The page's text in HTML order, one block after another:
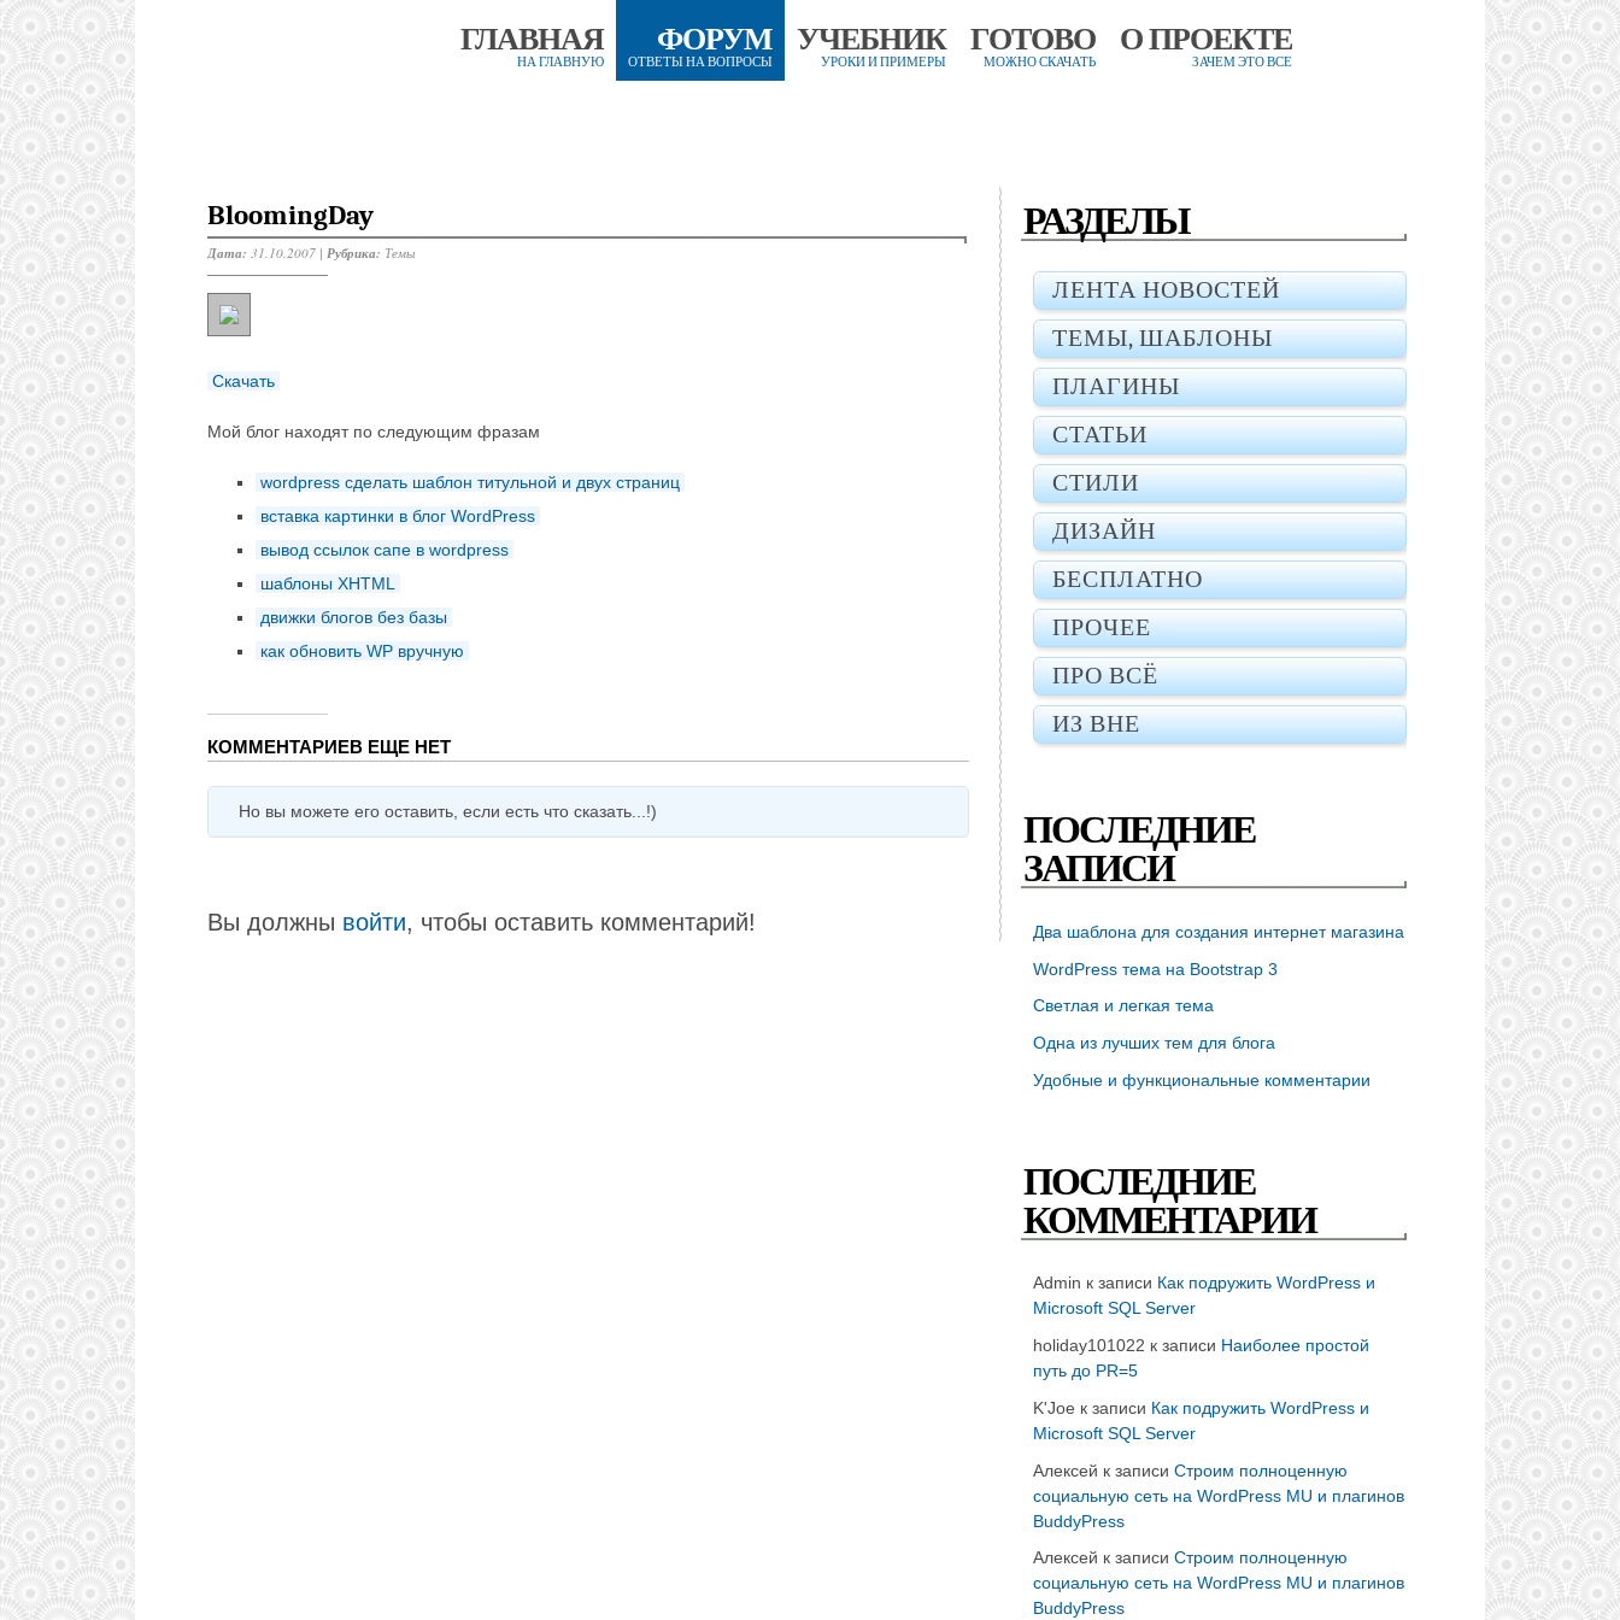
ГЛАВНАЯ
НА ГЛАВНУЮ
ФОРУМ
ОТВЕТЫ НА ВОПРОСЫ
УЧЕБНИК
УРОКИ И ПРИМЕРЫ
ГОТОВО
МОЖНО СКАЧАТЬ
О ПРОЕКТЕ
ЗАЧЕМ ЭТО ВСЕ
BloomingDay
Дата: 31.10.2007 | Рубрика: Темы
Скачать
Мой блог находят по следующим фразам
wordpress сделать шаблон титульной и двух страниц
вставка картинки в блог WordPress
вывод ссылок сапе в wordpress
шаблоны XHTML
движки блогов без базы
как обновить WP вручную
КОММЕНТАРИЕВ ЕЩЕ НЕТ
Но вы можете его оставить, если есть что сказать...!)
Вы должны войти, чтобы оставить комментарий!
РАЗДЕЛЫ
ЛЕНТА НОВОСТЕЙ
ТЕМЫ, ШАБЛОНЫ
ПЛАГИНЫ
СТАТЬИ
СТИЛИ
ДИЗАЙН
БЕСПЛАТНО
ПРОЧЕЕ
ПРО ВСЁ
ИЗ ВНЕ
ПОСЛЕДНИЕ
ЗАПИСИ
Два шаблона для создания интернет магазина
WordPress тема на Bootstrap 3
Светлая и легкая тема
Одна из лучших тем для блога
Удобные и функциональные комментарии
ПОСЛЕДНИЕ
КОММЕНТАРИИ
Admin к записи Как подружить WordPress и
Microsoft SQL Server
holiday101022 к записи Наиболее простой
путь до PR=5
K'Joe к записи Как подружить WordPress и
Microsoft SQL Server
Алексей к записи Строим полноценную
социальную сеть на WordPress MU и плагинов
BuddyPress
Алексей к записи Строим полноценную
социальную сеть на WordPress MU и плагинов
BuddyPress